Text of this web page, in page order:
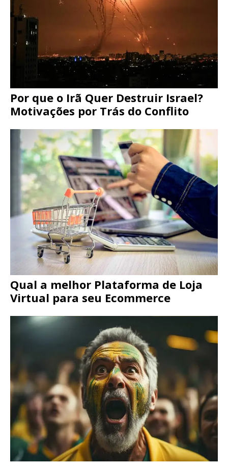
Por que o Irã Quer Destruir Israel?
Motivações por Trás do Conflito
Qual a melhor Plataforma de Loja
Virtual para seu Ecommerce